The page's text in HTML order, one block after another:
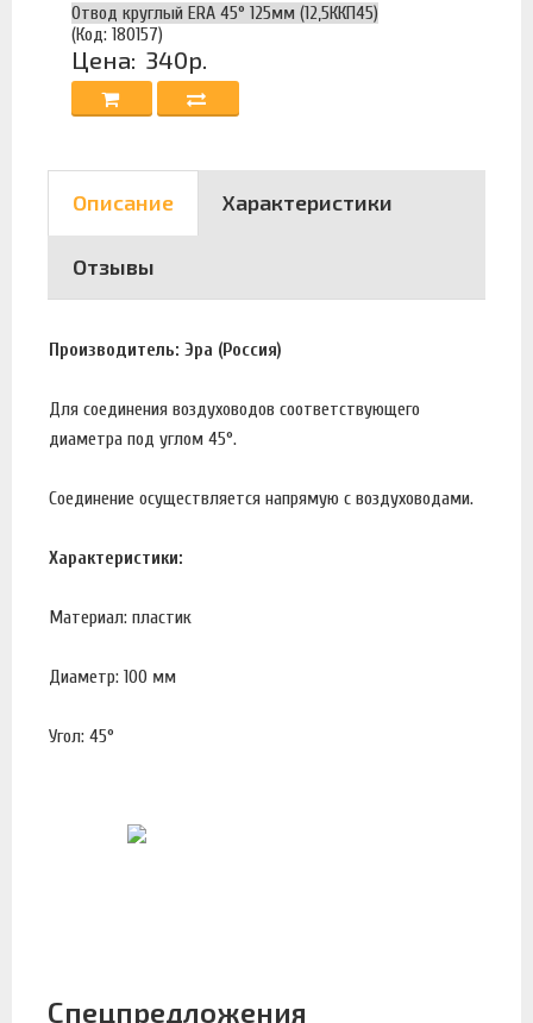
Отвод круглый ERA 45° 125мм (12,5ККП45)
(Код: 180157)
Цена: 340р.
Описание Характеристики
Отзывы
Производитель: Эра (Россия)
Для соединения воздуховодов соответствующего
диаметра под углом 45°.
Соединение осуществляется напрямую с воздуховодами.
Характеристики:
Материал: пластик
Диаметр: 100 мм
Угол: 45°
Спецпредложения